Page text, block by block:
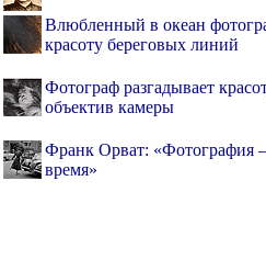
Влюбленный в океан
красоту береговых линий
Фотограф разгадывает
объектив камеры
Франк Орват: «Фотография
время»